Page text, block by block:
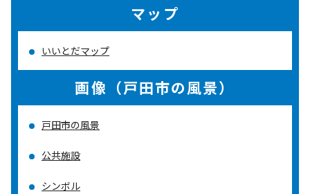
マップ
いいとだマップ
画像（戸田市の風景）
戸田市の風景
公共施設
シンボル